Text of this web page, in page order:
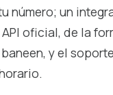
número; un
oficial, de la
y el